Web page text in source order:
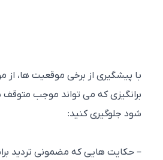
ابتدا باک را خالی کنیم
اگر می خواهید دیگران به حرف های شما
به دیگران اجازه بدهید حرفهای خودشان را
شود. وقتی مطمئن شدید باک آنها به